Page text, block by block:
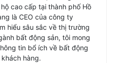
cao cấp tại thành phố Hồ
là CEO của công ty
hiểu sâu sắc về thị trường
bất động sản, tôi mong
tin bổ ích về bất động
khách hàng.